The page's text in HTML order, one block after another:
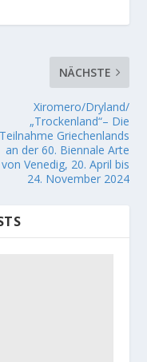
NÄCHSTE
Xiromero/Dryland/
„Trockenland“– Die
Teilnahme Griechenlands
an der 60. Biennale Arte
von Venedig, 20. April bis
24. November 2024